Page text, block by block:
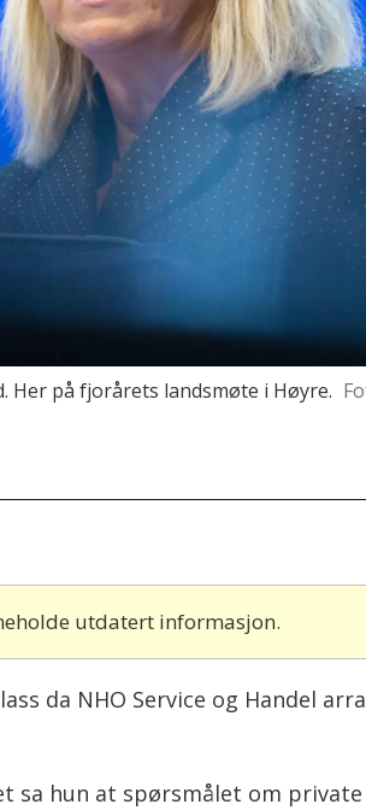
på fjorårets landsmøte i Høyre.
utdatert informasjon.
da NHO Service og Handel
sa hun at spørsmålet om